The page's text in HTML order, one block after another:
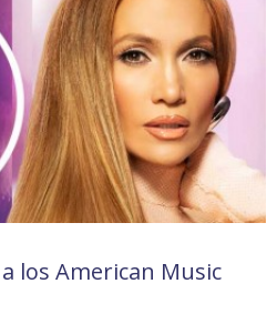
los American Music